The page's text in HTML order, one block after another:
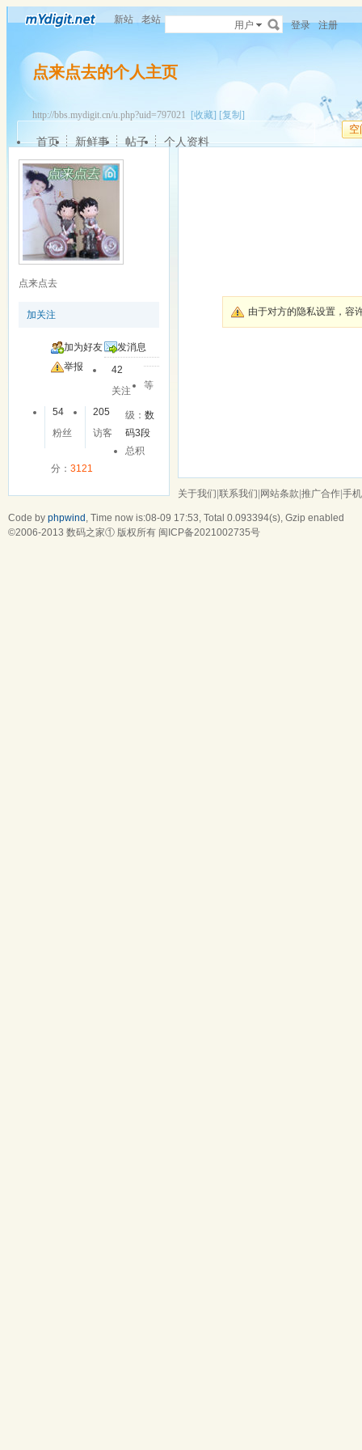
新站 老站 用户 登录 注册
点来点去的个人主页
http://bbs.mydigit.cn/u.php?uid=797021 [收藏] [复制]
空
首页 新鲜事 帖子 个人资料
点来点去
加关注
加为好友
发消息
举报
42
关注
54
粉丝
205
访客
等
级：数
码3段
总积
分： 3121
由于对方的隐私设置，容
关于我们 联系我们 网站条款 推广合作 手
Code by phpwind , Time now is:08-09 17:53, Total 0.093394(s), Gzip enabled
©2006-2013 数码之家① 版权所有 闽ICP备2021002735号